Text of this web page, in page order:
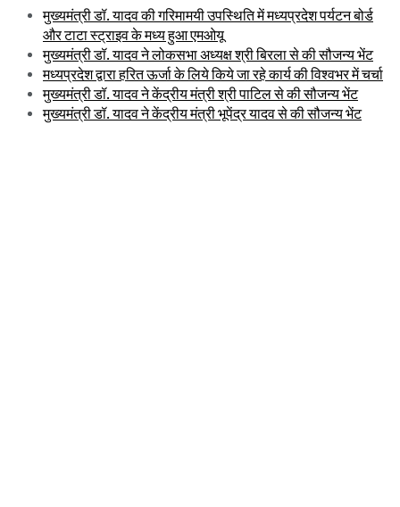
मुख्यमंत्री डॉ. यादव की गरिमामयी उपस्थिति में मध्यप्रदेश पर्यटन बोर्ड
और टाटा स्ट्राइव के मध्य हुआ एमओयू
मुख्यमंत्री डॉ. यादव ने लोकसभा अध्यक्ष श्री बिरला से की सौजन्य भेंट
मध्यप्रदेश द्वारा हरित ऊर्जा के लिये किये जा रहे कार्य की विश्वभर में चर्चा
मुख्यमंत्री डॉ. यादव ने केंद्रीय मंत्री श्री पाटिल से की सौजन्य भेंट
मुख्यमंत्री डॉ. यादव ने केंद्रीय मंत्री भूपेंद्र यादव से की सौजन्य भेंट